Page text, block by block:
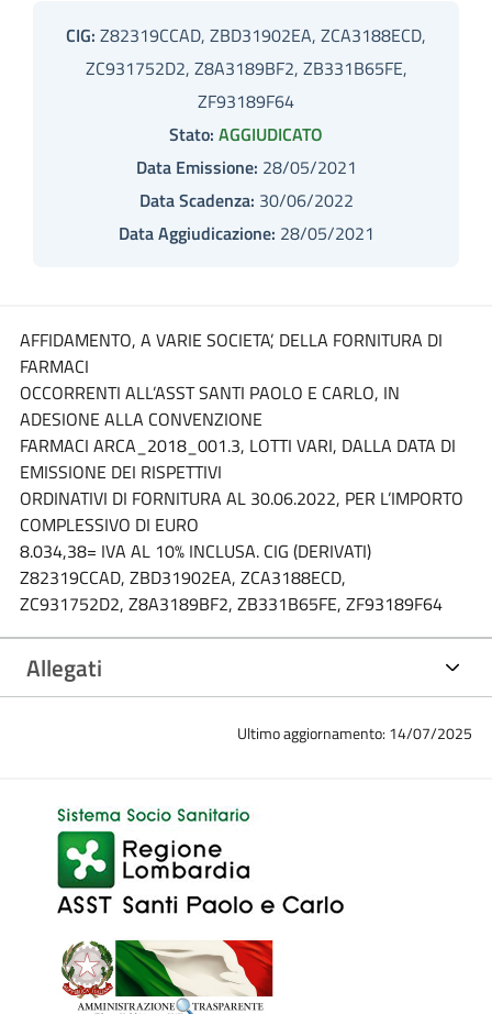
CIG: Z82319CCAD, ZBD31902EA, ZCA3188ECD,
ZC931752D2, Z8A3189BF2, ZB331B65FE,
ZF93189F64
Stato: AGGIUDICATO
Data Emissione: 28/05/2021
Data Scadenza: 30/06/2022
Data Aggiudicazione: 28/05/2021
AFFIDAMENTO, A VARIE SOCIETA’, DELLA FORNITURA DI
FARMACI
OCCORRENTI ALL’ASST SANTI PAOLO E CARLO, IN
ADESIONE ALLA CONVENZIONE
FARMACI ARCA_2018_001.3, LOTTI VARI, DALLA DATA DI
EMISSIONE DEI RISPETTIVI
ORDINATIVI DI FORNITURA AL 30.06.2022, PER L’IMPORTO
COMPLESSIVO DI EURO
8.034,38= IVA AL 10% INCLUSA. CIG (DERIVATI)
Z82319CCAD, ZBD31902EA, ZCA3188ECD,
ZC931752D2, Z8A3189BF2, ZB331B65FE, ZF93189F64
Allegati
Ultimo aggiornamento: 14/07/2025